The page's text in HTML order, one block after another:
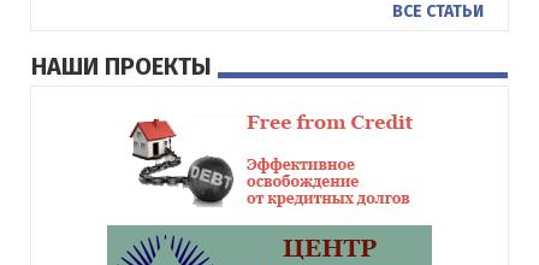
ВСЕ СТАТЬИ
НАШИ ПРОЕКТЫ